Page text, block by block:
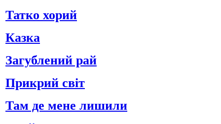
Татко хорий
Казка
Загублений рай
Прикрий світ
Там де мене лишили